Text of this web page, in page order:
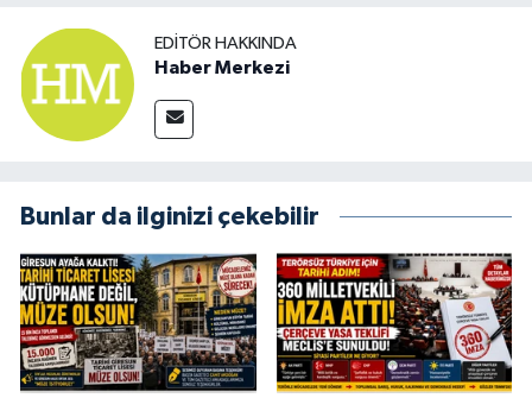
EDITÖR HAKKINDA
Haber Merkezi
Bunlar da ilginizi çekebilir